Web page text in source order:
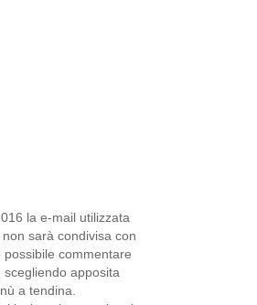
la e-mail utilizzata
sarà condivisa con
commentare
apposita
a tendina.